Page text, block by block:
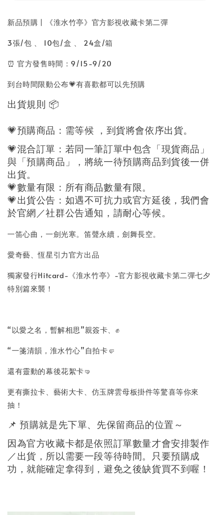
新品預購丨《淮水竹亭》官方影視收藏卡第二彈
3張/包 、 10包/盒 、 24盒/箱
⏰ 官方發售時間：9/15-9/20
到台時間限動公布💗有喜歡都可以先預購
出貨規則 📦
💗預購商品：需等候
，到貨將會依序出貨。
💗混合訂單：若同一筆訂單中包含「現貨商品」
與「預購商品」，將統一待預購商品到貨後一併
出貨。
💗數量有限：所有商品數量有限。
💗出貨公告：如遇不可抗力或官方延後，我們會
於官網／社群公告通知，請耐心等候。
一笛心曲，一劍光寒。笛聲永續，劍舞長空。
愛奇藝、恆星引力官方出品
獨家發行Hitcard-《淮水竹亭》-官方影視收藏卡第二彈七夕
特別篇來襲！
“以愛之名，暫解相思”親簽卡、✊️
“一箋清韻，淮水竹心”自拍卡🤛
還有靈動的幕後花絮卡🤜
更有撕拉卡、藝術大卡、仿玉牌雲母板掛件等驚喜等你來
抽！
📌 預購就是先下單、先保留商品的位置～
因為官方收藏卡都是依照訂單數量才會安排製作
／出貨，所以需要一段等待時間。只要預購成
功，就能確定拿得到，避免之後缺貨買不到喔！